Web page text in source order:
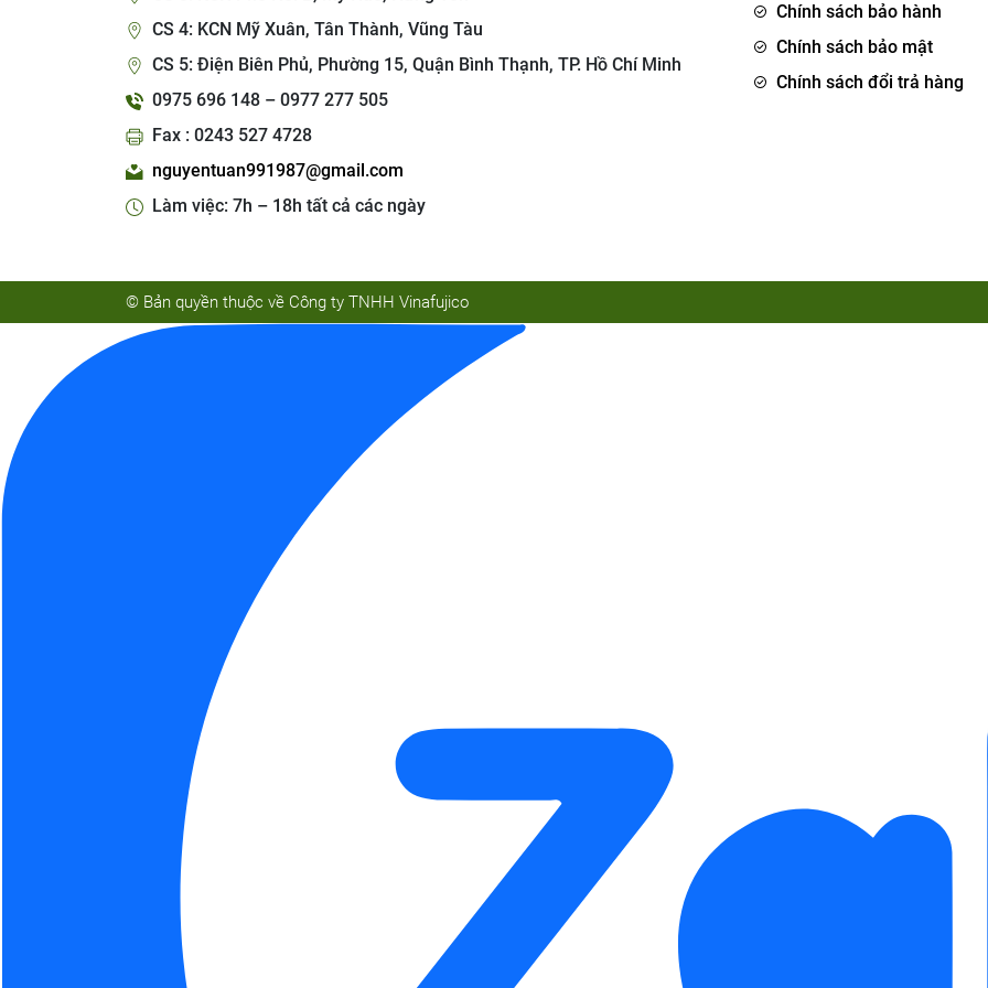
CS 4: KCN Mỹ Xuân, Tân Thành, Vũng Tàu
CS 5: Điện Biên Phủ, Phường 15, Quận Bình Thạnh, TP. Hồ Chí Minh
0975 696 148 – 0977 277 505
Fax : 0243 527 4728
nguyentuan991987@gmail.com
Làm việc: 7h – 18h tất cả các ngày
Chính sách bảo hành
Chính sách bảo mật
Chính sách đổi trả hàng
© Bản quyền thuộc về Công ty TNHH Vinafujico